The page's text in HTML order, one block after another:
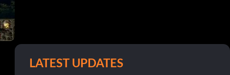
LATEST UPDATES